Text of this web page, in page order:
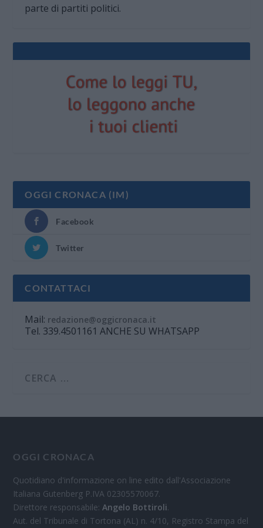
parte di partiti politici.
OGGI CRONACA (IM)
Facebook
Twitter
CONTATTACI
Mail: redazione@oggicronaca.it
Tel. 339.4501161 ANCHE SU WHATSAPP
OGGI CRONACA
Quotidiano d'informazione on line edito dall'Associazione
Italiana Gutenberg P.IVA 02305570067.
Direttore responsabile:Angelo Bottiroli.
Aut. del Tribunale di Tortona (AL) n. 4/10, Registro Stampa del